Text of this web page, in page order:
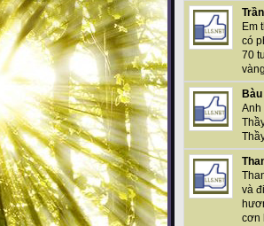
Em
có
70
Bàu
Anh
và
cơn